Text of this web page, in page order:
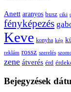
Anett aranyos busz ciki
fényképezés
Keve konyha kép
reklám rossz szerelés
zene átverés érd
Bejegyzések